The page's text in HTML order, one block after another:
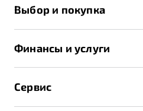
X70
Выбор и покупка
Спецпредложения и Акции
Записаться на тест-драйв
Получить предложение
Финансы и услуги
Трейд-ин
Сервис